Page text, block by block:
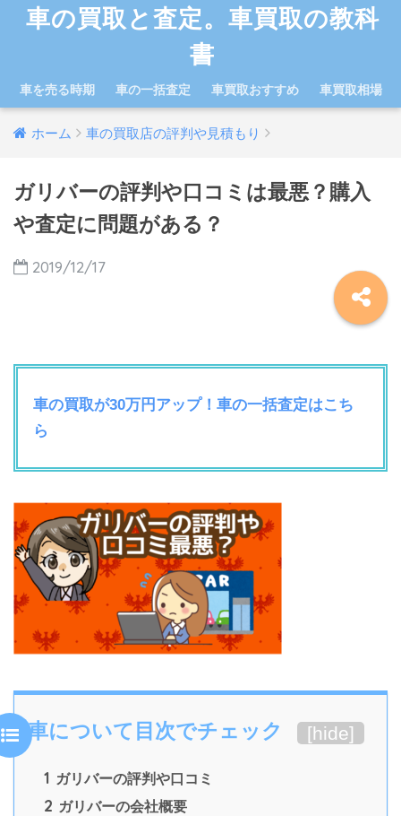
車の買取と査定。車買取の教科
書
車を売る時期 車の一括査定 車買取おすすめ 車買取相場
ホーム 車の買取店の評判や見積もり
ガリバーの評判や口コミは最悪？購入
や査定に問題がある？
2019/12/17
車の買取が30万円アップ！車の一括査定はこち
ら
車について目次でチェック [hide]
1 ガリバーの評判や口コミ
2 ガリバーの会社概要